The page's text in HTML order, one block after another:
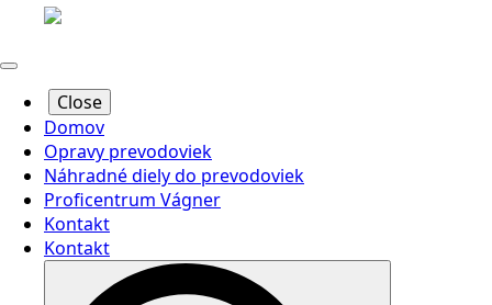
Close
Domov
Opravy prevodoviek
Náhradné diely do prevodoviek
Proficentrum Vágner
Kontakt
Kontakt